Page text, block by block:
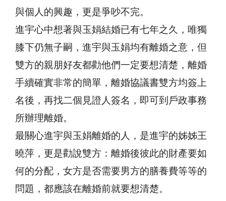
與個人的興趣，更是爭吵不完。
進宇心中想著與玉娟結婚已有七年之久，唯獨
膝下仍無子嗣，進宇與玉娟均有離婚之意，但
雙方的親朋好友都勸他們一定要想清楚，離婚
手續確實非常的簡單，離婚協議書雙方均簽上
名後，再找二個見證人簽名，即可到戶政事務
所辦理離婚。
最關心進宇與玉娟離婚的人，是進宇的姊姊王
曉萍，更是勸說雙方：離婚後彼此的財產要如
何的分配，女方是否需要男方的膳養費等等的
問題，都應該在離婚前就要想清楚。